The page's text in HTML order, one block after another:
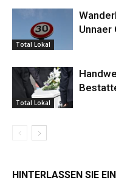
Total Lokal
Unnaer
Total Lokal
HINTERLASSEN SIE